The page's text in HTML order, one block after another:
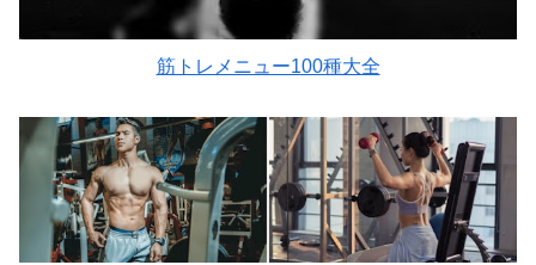
筋トレメニュー100種大全